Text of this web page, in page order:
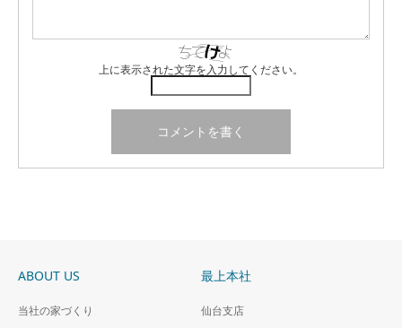
上に表示された文字を入力してください。
ABOUT US
当社の家づくり
最上本社
仙台支店